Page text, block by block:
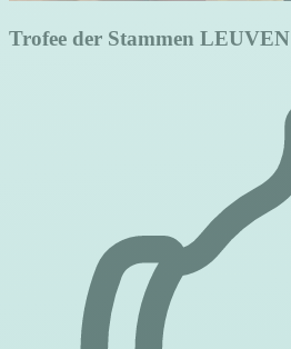
Trofee der Stammen LEUVEN